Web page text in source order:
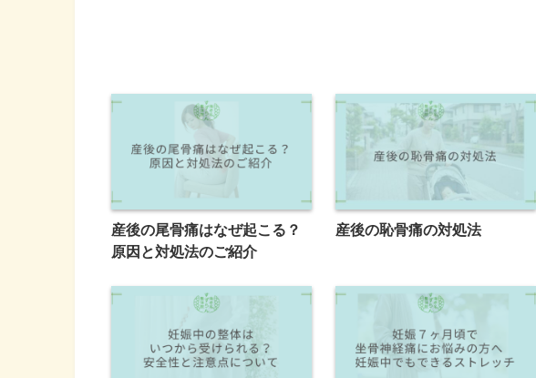
産後の尾骨痛はなぜ起こる？
原因と対処法のご紹介
産後の恥骨痛の対処法